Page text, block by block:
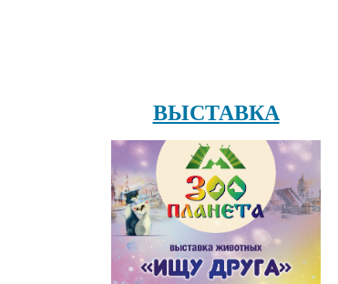
ВЫСТАВКА